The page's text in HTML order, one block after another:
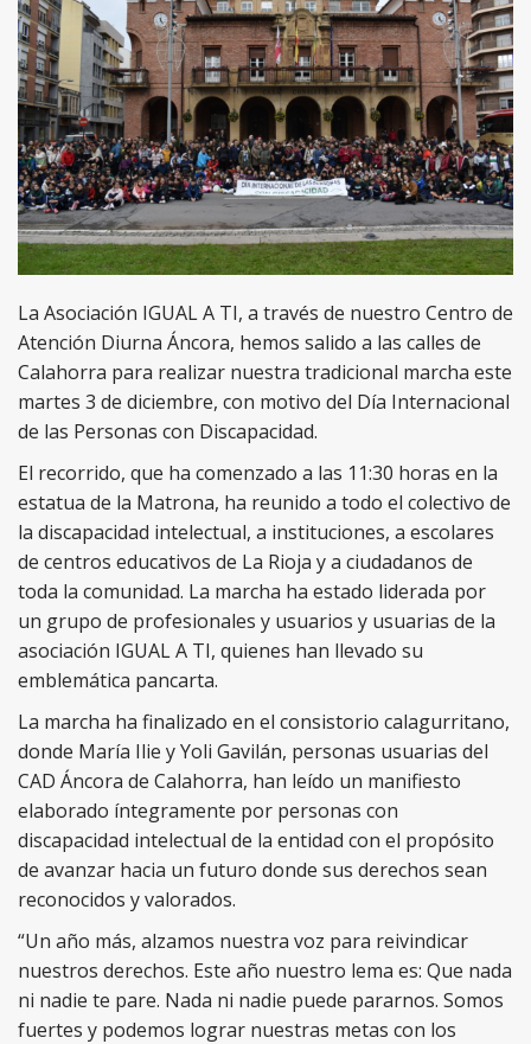
La Asociación IGUAL A TI, a través de nuestro Centro de
Atención Diurna Áncora, hemos salido a las calles de
Calahorra para realizar nuestra tradicional marcha este
martes 3 de diciembre, con motivo del Día Internacional
de las Personas con Discapacidad.
El recorrido, que ha comenzado a las 11:30 horas en la
estatua de la Matrona, ha reunido a todo el colectivo de
la discapacidad intelectual, a instituciones, a escolares
de centros educativos de La Rioja y a ciudadanos de
toda la comunidad. La marcha ha estado liderada por
un grupo de profesionales y usuarios y usuarias de la
asociación IGUAL A TI, quienes han llevado su
emblemática pancarta.
La marcha ha finalizado en el consistorio calagurritano,
donde María Ilie y Yoli Gavilán, personas usuarias del
CAD Áncora de Calahorra, han leído un manifiesto
elaborado íntegramente por personas con
discapacidad intelectual de la entidad con el propósito
de avanzar hacia un futuro donde sus derechos sean
reconocidos y valorados.
“Un año más, alzamos nuestra voz para reivindicar
nuestros derechos. Este año nuestro lema es: Que nada
ni nadie te pare. Nada ni nadie puede pararnos. Somos
fuertes y podemos lograr nuestras metas con los